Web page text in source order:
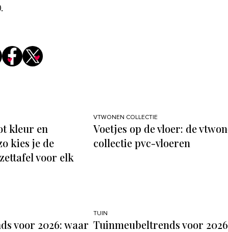
kleur en
kies je de
voor elk
VTWONEN COLLECTIE
Voetjes op de vloer: de
collectie pvc-vloeren
voor 2026: waar
TUIN
Tuinmeubeltrends voor